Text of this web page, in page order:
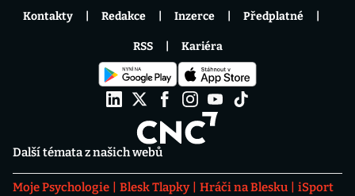
Další témata z našich webů
Moje Psychologie Blesk Tlapky Hráči na Blesku
iSport
Kontakty Redakce Inzerce Předplatné
RSS Kariéra